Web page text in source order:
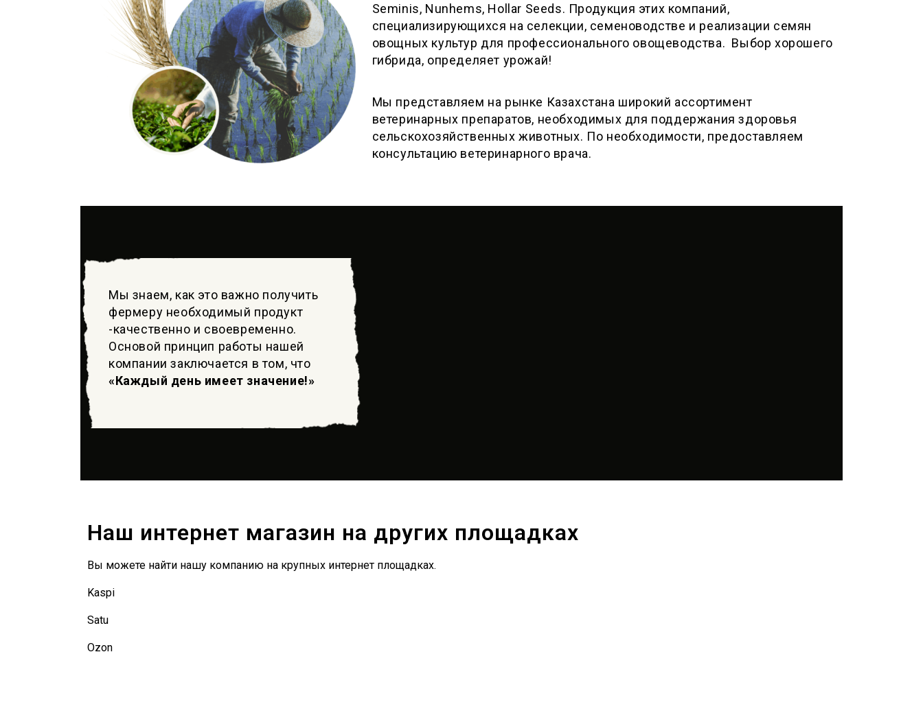
Seminis, Nunhems, Hollar Seeds. Продукция этих компаний,
специализирующихся на селекции, семеноводстве и реализации семян
овощных культур для профессионального овощеводства. Выбор хорошего
гибрида, определяет урожай!
Мы представляем на рынке Казахстана широкий ассортимент
ветеринарных препаратов, необходимых для поддержания здоровья
сельскохозяйственных животных. По необходимости, предоставляем
консультацию ветеринарного врача.
Мы знаем, как это важно получить
фермеру необходимый продукт
-качественно и своевременно.
Основой принцип работы нашей
компании заключается в том, что
«Каждый день имеет значение!»
Наш интернет магазин на других площадках
Вы можете найти нашу компанию на крупных интернет площадках.
Kaspi
Satu
Ozon